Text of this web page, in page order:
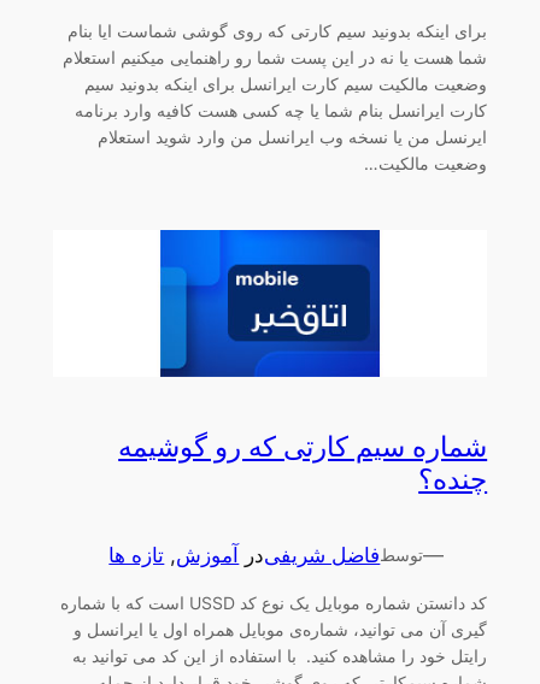
برای اینکه بدونید سیم کارتی که روی گوشی شماست ایا بنام
شما هست یا نه در این پست شما رو راهنمایی میکنیم استعلام
وضعیت مالکیت سیم کارت ایرانسل برای اینکه بدونید سیم
کارت ایرانسل بنام شما یا چه کسی هست کافیه وارد برنامه
ایرنسل من یا نسخه وب ایرانسل من وارد شوید استعلام
وضعیت مالکیت…
شماره سیم کارتی که رو گوشیمه
چنده؟
—توسطفاضل شریفیدر آموزش, تازه ها
کد دانستن شماره موبایل یک نوع کد USSD است که با شماره
گیری آن می توانید، شماره‌ی موبایل همراه اول یا ایرانسل و
رایتل خود را مشاهده کنید. با استفاده از این کد می توانید به